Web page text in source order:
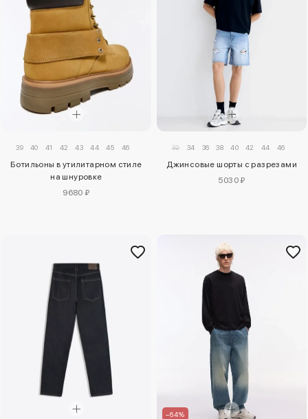
39 40 41 42 43 44 45 46
Ботильоны в утилитарном стиле
на шнуровке
9680 ₽
32 34 36 38 40 42 44 46
Джинсовые шорты с разрезами
5030 ₽
–64%